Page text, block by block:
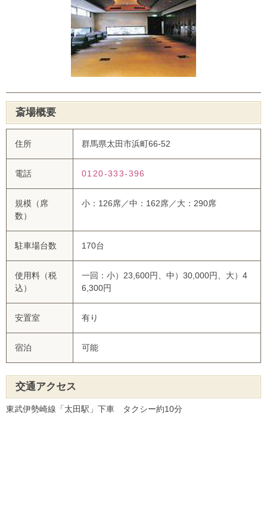
斎場概要
住所 群馬県太田市浜町66-52
電話 0120-333-396
規模（席
数）
小：126席／中：162席／大：290席
駐車場台数 170台
使用料（税
込）
一回：小）23,600円、中）30,000円、大）4
6,300円
安置室 有り
宿泊 可能
交通アクセス
東武伊勢崎線「太田駅」下車 タクシー約10分